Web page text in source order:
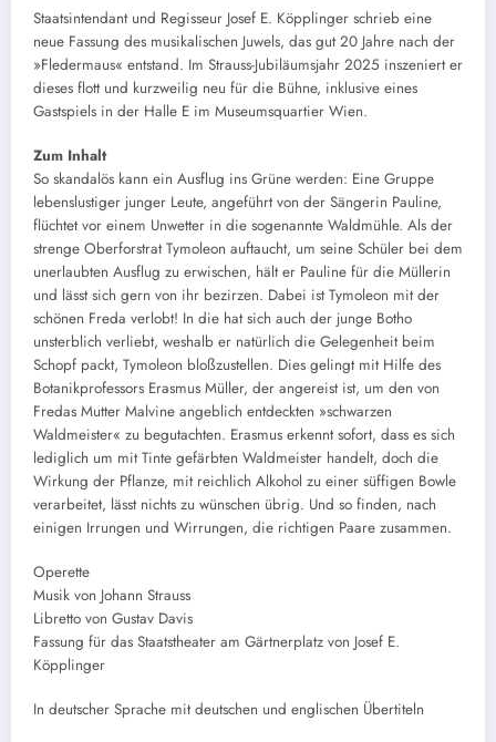
Staatsintendant und Regisseur Josef E. Köpplinger schrieb eine
neue Fassung des musikalischen Juwels, das gut 20 Jahre nach der
»Fledermaus« entstand. Im Strauss-Jubiläumsjahr 2025 inszeniert er
dieses flott und kurzweilig neu für die Bühne, inklusive eines
Gastspiels in der Halle E im Museumsquartier Wien.
Zum Inhalt
So skandalös kann ein Ausflug ins Grüne werden: Eine Gruppe
lebenslustiger junger Leute, angeführt von der Sängerin Pauline,
flüchtet vor einem Unwetter in die sogenannte Waldmühle. Als der
strenge Oberforstrat Tymoleon auftaucht, um seine Schüler bei dem
unerlaubten Ausflug zu erwischen, hält er Pauline für die Müllerin
und lässt sich gern von ihr bezirzen. Dabei ist Tymoleon mit der
schönen Freda verlobt! In die hat sich auch der junge Botho
unsterblich verliebt, weshalb er natürlich die Gelegenheit beim
Schopf packt, Tymoleon bloßzustellen. Dies gelingt mit Hilfe des
Botanikprofessors Erasmus Müller, der angereist ist, um den von
Fredas Mutter Malvine angeblich entdeckten »schwarzen
Waldmeister« zu begutachten. Erasmus erkennt sofort, dass es sich
lediglich um mit Tinte gefärbten Waldmeister handelt, doch die
Wirkung der Pflanze, mit reichlich Alkohol zu einer süffigen Bowle
verarbeitet, lässt nichts zu wünschen übrig. Und so finden, nach
einigen Irrungen und Wirrungen, die richtigen Paare zusammen.
Operette
Musik von Johann Strauss
Libretto von Gustav Davis
Fassung für das Staatstheater am Gärtnerplatz von Josef E.
Köpplinger
In deutscher Sprache mit deutschen und englischen Übertiteln